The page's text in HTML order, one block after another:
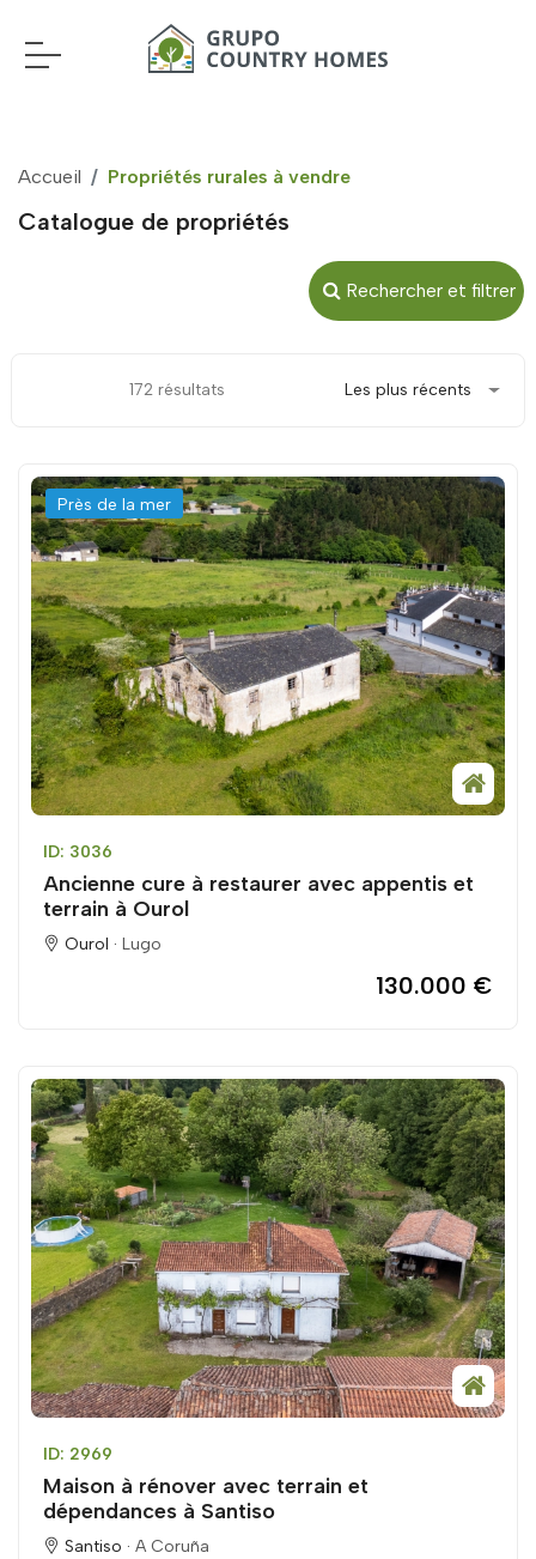
Accueil Propriétés rurales à vendre
Catalogue de propriétés
Rechercher et filtrer
172 résultats Les plus récents
Près de la mer
ID: 3036
Ancienne cure à restaurer avec appentis et
terrain à Ourol
Ourol · Lugo
130.000 €
ID: 2969
Maison à rénover avec terrain et
dépendances à Santiso
Santiso · A Coruña